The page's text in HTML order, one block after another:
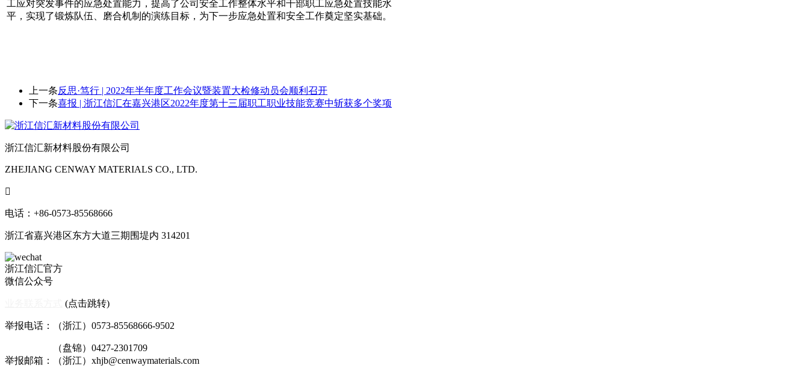
工应对突发事件的应急处置能力，提高了公司安全工作整体水平和干部职工应急处置技能水
平，实现了锻炼队伍、磨合机制的演练目标，为下一步应急处置和安全工作奠定坚实基础。
上一条反思·笃行 | 2022年半年度工作会议暨装置大检修动员会顺利召开
下一条喜报 | 浙江信汇在嘉兴港区2022年度第十三届职工职业技能竞赛中斩获多个奖项
浙江信汇新材料股份有限公司
ZHEJIANG CENWAY MATERIALS CO., LTD.

电话：+86-0573-85568666
浙江省嘉兴港区东方大道三期围堤内 314201
浙江信汇官方
微信公众号
(点击跳转)
举报电话：（浙江）0573-85568666-9502
（盘锦）0427-2301709
举报邮箱：（浙江）xhjb@cenwaymaterials.com